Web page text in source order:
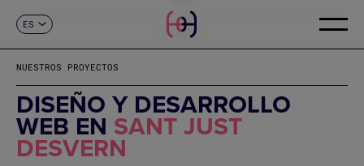
ES
FR
DE
IT
PT
CONTACTO
NUESTROS PROYECTOS
DISEÑO Y DESARROLLO
WEB EN SANT JUST
DESVERN